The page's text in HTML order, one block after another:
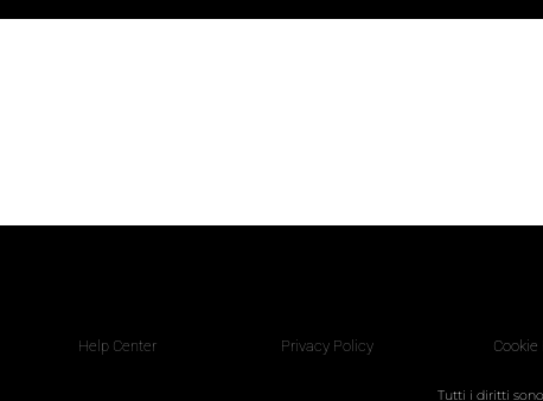
Help Center Privacy Policy Cookie
Tutti i diritti